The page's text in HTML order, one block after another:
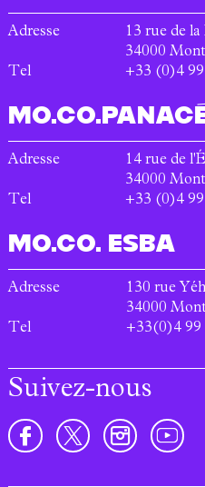
Adresse
13 rue de
34000
Tel
+33 (0)4
MO.CO.
Adresse
14 rue de
34000
Tel
+33 (0)4
MO.CO. ESBA
Adresse
130 rue
34000
Tel
+33(0)4 99
Suivez-nous